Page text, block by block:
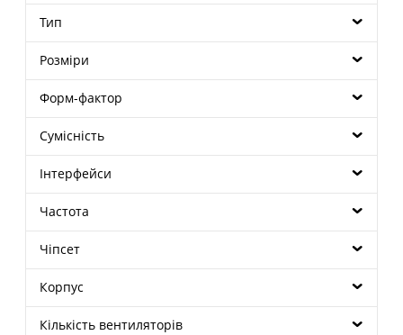
Тип
Розміри
Форм-фактор
Сумісність
Інтерфейси
Частота
Чіпсет
Корпус
Кількість вентиляторів